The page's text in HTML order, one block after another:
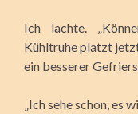
Ich lachte.
Kühltruhe platzt
ein besserer
„Ich sehe schon, es